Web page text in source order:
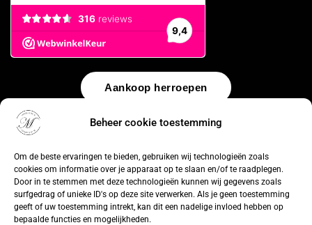
Beheer cookie toestemming
Om de beste ervaringen te bieden, gebruiken wij technologieën zoals
cookies om informatie over je apparaat op te slaan en/of te raadplegen.
Door in te stemmen met deze technologieën kunnen wij gegevens zoals
surfgedrag of unieke ID's op deze site verwerken. Als je geen toestemming
geeft of uw toestemming intrekt, kan dit een nadelige invloed hebben op
bepaalde functies en mogelijkheden.
Aankoop herroepen
© 2026 by WebUnlimited–Algemene voorwaarden